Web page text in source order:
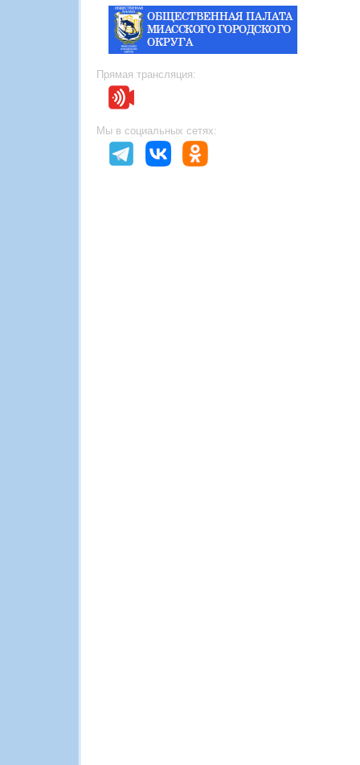
Прямая трансляция:
Мы в социальных сетях: